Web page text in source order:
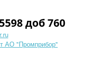
доб 760
АО "Промприбор"